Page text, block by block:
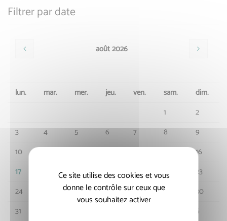
Filtrer par date
août 2026
lun. mar. mer. jeu. ven. sam.
dim.
1
2
3
4 5 6 7 8
9
10
16
17
19 20 21 22
23
24
26 27 28 29
30
31
6
Ce site utilise des cookies et vous
donne le contrôle sur ceux que
vous souhaitez activer